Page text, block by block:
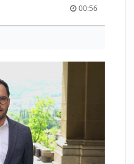
00:56